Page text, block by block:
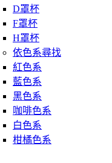
D罩杯
F罩杯
H罩杯
依色系尋找
紅色系
藍色系
黑色系
咖啡色系
白色系
柑橘色系